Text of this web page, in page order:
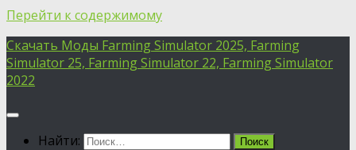
Перейти к содержимому
Скачать Моды Farming Simulator 2025, Farming
Simulator 25, Farming Simulator 22, Farming Simulator
2022
Найти: